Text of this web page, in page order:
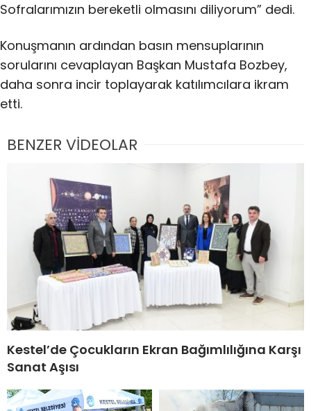
Sofralarımızın bereketli olmasını diliyorum” dedi.
Konuşmanın ardından basın mensuplarının
sorularını cevaplayan Başkan Mustafa Bozbey,
daha sonra incir toplayarak katılımcılara ikram
etti.
BENZER VİDEOLAR
Kestel’de Çocukların Ekran Bağımlılığına Karşı
Sanat Aşısı